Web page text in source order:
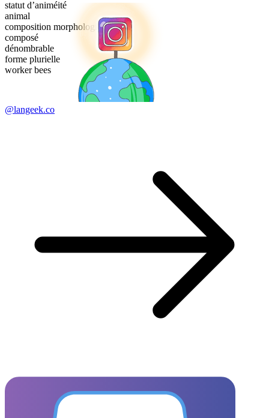
statut d’animéité
animal
composition morphologique
composé
dénombrable
forme plurielle
worker bees
@langeek.co